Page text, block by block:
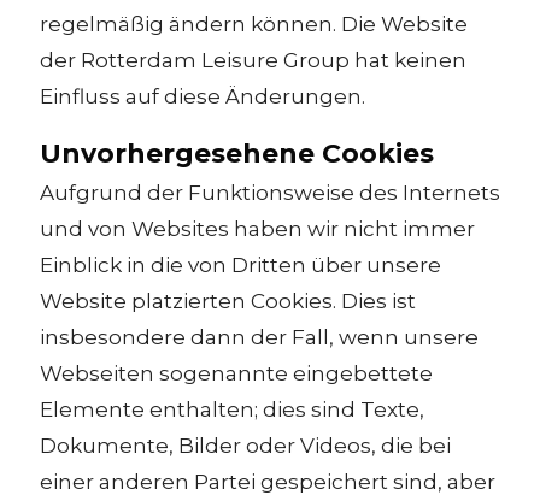
regelmäßig ändern können. Die Website
der Rotterdam Leisure Group hat keinen
Einfluss auf diese Änderungen.
Unvorhergesehene Cookies
Aufgrund der Funktionsweise des Internets
und von Websites haben wir nicht immer
Einblick in die von Dritten über unsere
Website platzierten Cookies. Dies ist
insbesondere dann der Fall, wenn unsere
Webseiten sogenannte eingebettete
Elemente enthalten; dies sind Texte,
Dokumente, Bilder oder Videos, die bei
einer anderen Partei gespeichert sind, aber